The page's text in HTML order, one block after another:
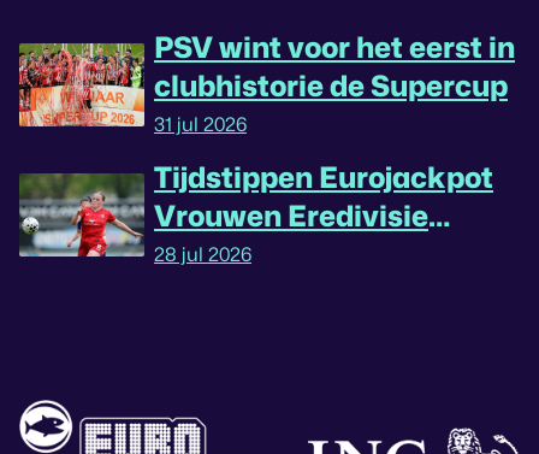
PSV wint voor het eerst in
clubhistorie de Supercup
31 jul 2026
Tijdstippen Eurojackpot
Vrouwen Eredivisie
omgedraaid
28 jul 2026